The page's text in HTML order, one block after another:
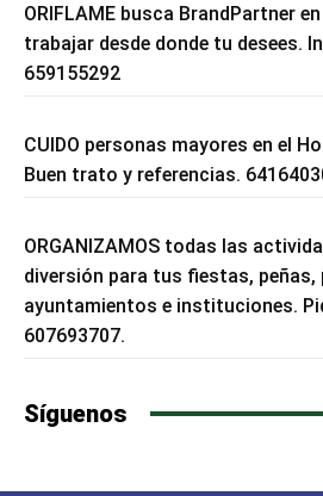
ORIFLAME busca BrandPartner
trabajar desde donde tu desees.
659155292
CUIDO personas mayores en el
Buen trato y referencias.
ORGANIZAMOS todas las
diversión para tus fiestas, peñas,
ayuntamientos e instituciones.
607693707.
Síguenos